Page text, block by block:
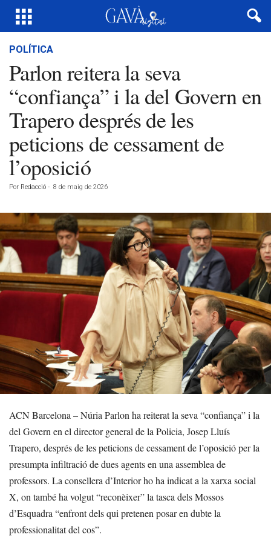
POLÍTICA
Parlon reitera la seva
“confiança” i la del Govern en
Trapero després de les
peticions de cessament de
l’oposició
Por Redacció - 8 de maig de 2026
ACN Barcelona – Núria Parlon ha reiterat la seva “confiança” i la
del Govern en el director general de la Policia, Josep Lluís
Trapero, després de les peticions de cessament de l’oposició per la
presumpta infiltració de dues agents en una assemblea de
professors. La consellera d’Interior ho ha indicat a la xarxa social
X, on també ha volgut “reconèixer” la tasca dels Mossos
d’Esquadra “enfront dels qui pretenen posar en dubte la
professionalitat del cos”.